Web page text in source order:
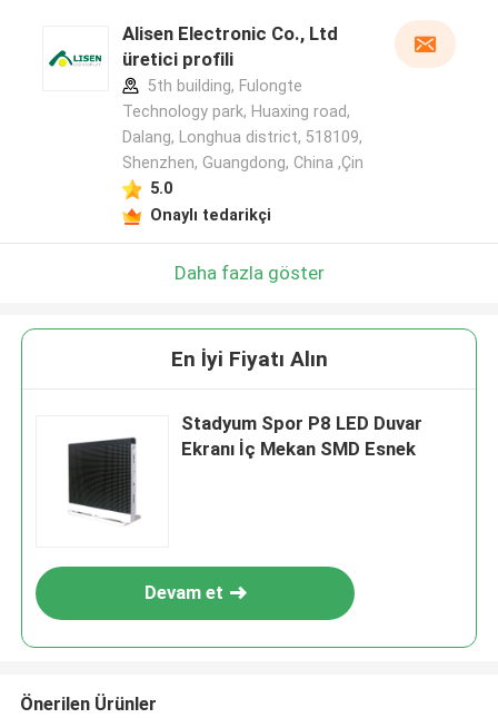
Alisen Electronic Co., Ltd
üretici profili
5th building, Fulongte
Technology park, Huaxing road,
Dalang, Longhua district, 518109,
Shenzhen, Guangdong, China ,Çin
5.0
Onaylı tedarikçi
Daha fazla göster
En İyi Fiyatı Alın
Stadyum Spor P8 LED Duvar
Ekranı İç Mekan SMD Esnek
Devam et
Önerilen Ürünler